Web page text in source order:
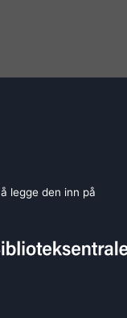
legge den inn på